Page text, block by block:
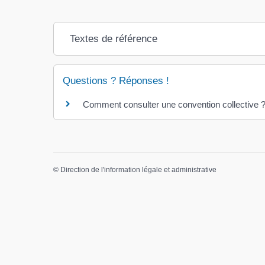
Textes de référence
Questions ? Réponses !
Comment consulter une convention collective
© Direction de l'information légale et administrative